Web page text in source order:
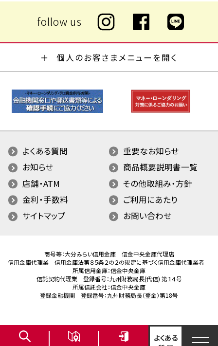
よくある
個人のお客さまメニューを開く
よくある質問
重要なお知らせ
お知らせ
商品概要説明書一覧
店舗・ATM
その他取組み・方針
金利・手数料
ご利用にあたり
サイトマップ
お問い合わせ
商号等：大分みらい信用金庫 信金中央金庫代理店
信用金庫代理業 信用金庫法第８５条２の２の規定に基づく信用金庫代理業者
所属信用金庫：信金中央金庫
信託契約代理業 登録番号：九州財務局長(代信) 第１４号
所属信託会社：信金中央金庫
登録金融機関 登録番号：九州財務局長（登金）第18号